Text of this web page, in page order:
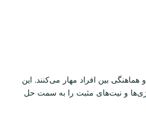
بین افراد مهار می‌کنند. این
و نیت‌های مثبت را به سمت حل